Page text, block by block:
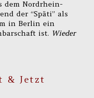
dem Nordrhein-
der “Späti” als
in Berlin ein
ist. Wieder
& Jetzt